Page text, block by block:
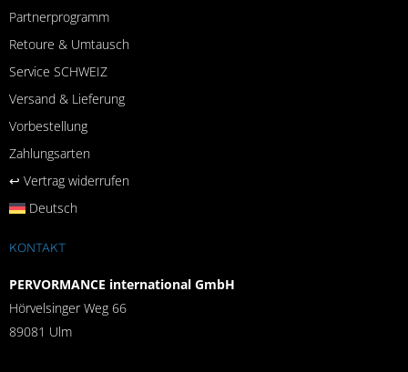
Partnerprogramm
Retoure & Umtausch
Service SCHWEIZ
Versand & Lieferung
Vorbestellung
Zahlungsarten
↩︎ Vertrag widerrufen
Deutsch
KONTAKT
PERVORMANCE international GmbH
Hörvelsinger Weg 66
89081 Ulm